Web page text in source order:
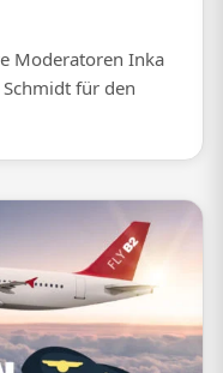
Moderatoren Inka
für den